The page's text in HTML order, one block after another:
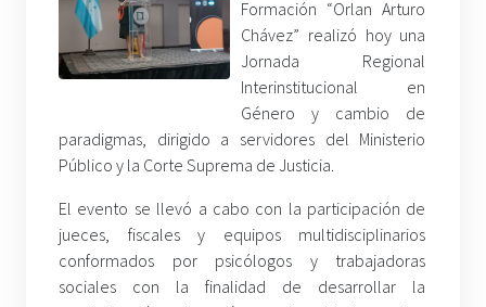
Formación “Orlan Arturo
Chávez” realizó hoy una
Jornada Regional
Interinstitucional en
Género y cambio de
paradigmas, dirigido a servidores del Ministerio
Público y la Corte Suprema de Justicia.
El evento se llevó a cabo con la participación de
jueces, fiscales y equipos multidisciplinarios
conformados por psicólogos y trabajadoras
sociales con la finalidad de desarrollar la